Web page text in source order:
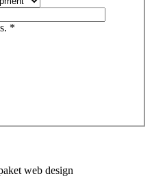
*
web design